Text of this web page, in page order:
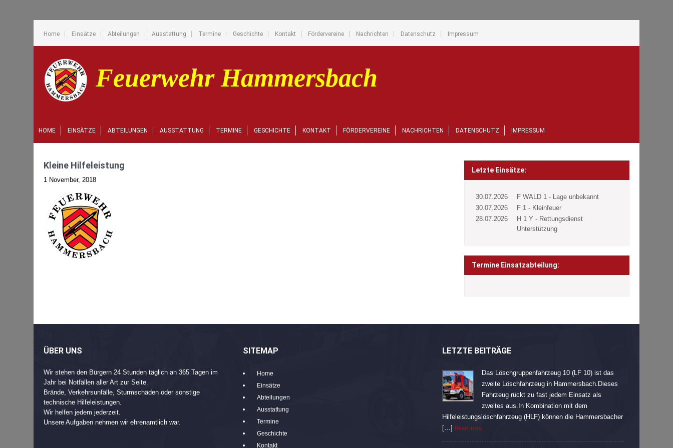
Home Einsätze Abteilungen Ausstattung Termine Geschichte Kontakt Fördervereine Nachrichten Datenschutz Impressum
HOME EINSÄTZE ABTEILUNGEN AUSSTATTUNG TERMINE GESCHICHTE KONTAKT FÖRDERVEREINE NACHRICHTEN DATENSCHUTZ IMPRESSUM
Kleine Hilfeleistung
1 November, 2018
Letzte Einsätze:
30.07.2026
F WALD 1 - Lage unbekannt
30.07.2026
F 1 - Kleinfeuer
28.07.2026
H 1 Y - Rettungsdienst
Unterstützung
Termine Einsatzabteilung:
ÜBER UNS
Wir stehen den Bürgern 24 Stunden täglich an 365 Tagen im
Jahr bei Notfällen aller Art zur Seite.
Brände, Verkehrsunfälle, Sturmschäden oder sonstige
technische Hilfeleistungen.
Wir helfen jedem jederzeit.
Unsere Aufgaben nehmen wir ehrenamtlich war.
SITEMAP
Home
Einsätze
Abteilungen
Ausstattung
Termine
Geschichte
Kontakt
LETZTE BEITRÄGE
Das Löschgruppenfahrzeug 10 (LF 10) ist das
zweite Löschfahrzeug in Hammersbach.Dieses
Fahrzeug rückt zu fast jedem Einsatz als
zweites aus.In Kombination mit dem
Hilfeleistungslöschfahrzeug (HLF) können die Hammersbacher
[…] Read more